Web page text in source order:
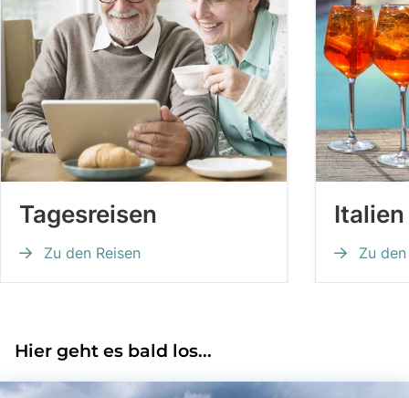
Tagesreisen
Zu den Reisen
Italien
Zu
Hier geht es bald los...